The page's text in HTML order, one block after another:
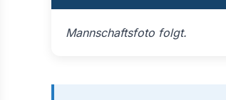
Mannschaftsfoto folgt.